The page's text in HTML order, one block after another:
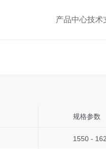
产品中心技术
规格参数
1550 -